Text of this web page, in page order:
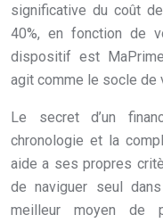
significative du coût
40%, en fonction de
dispositif est
agit comme le socle de
Le secret d’un
chronologie et la
aide a ses propres
de naviguer seul
meilleur moyen de